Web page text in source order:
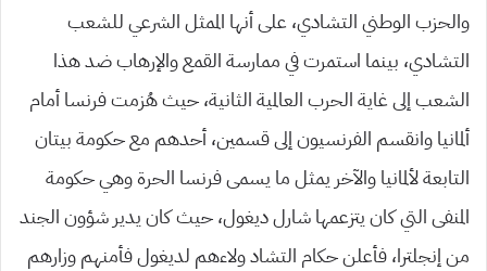
والحزب الوطني التشادي، على أنها الممثل الشرعي للشعب
التشادي، بينما استمرت في ممارسة القمع والإرهاب ضد هذا
الشعب إلى غاية الحرب العالمية الثانية، حيث هُزمت فرنسا أمام
ألمانيا وانقسم الفرنسيون إلى قسمين، أحدهم مع حكومة بيتان
التابعة لألمانيا والآخر يمثل ما يسمى فرنسا الحرة وهي حكومة
المنفى التي كان يتزعمها شارل ديغول، حيث كان يدير شؤون الجند
من إنجلترا، فأعلن حكام التشاد ولاءهم لديغول فأمنهم وزارهم